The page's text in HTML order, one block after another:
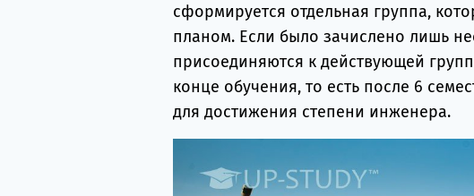
сформируется отдельная группа,
планом. Если было зачислено лишь
присоединяются к действующей
конце обучения, то есть после 6
для достижения степени инженера.